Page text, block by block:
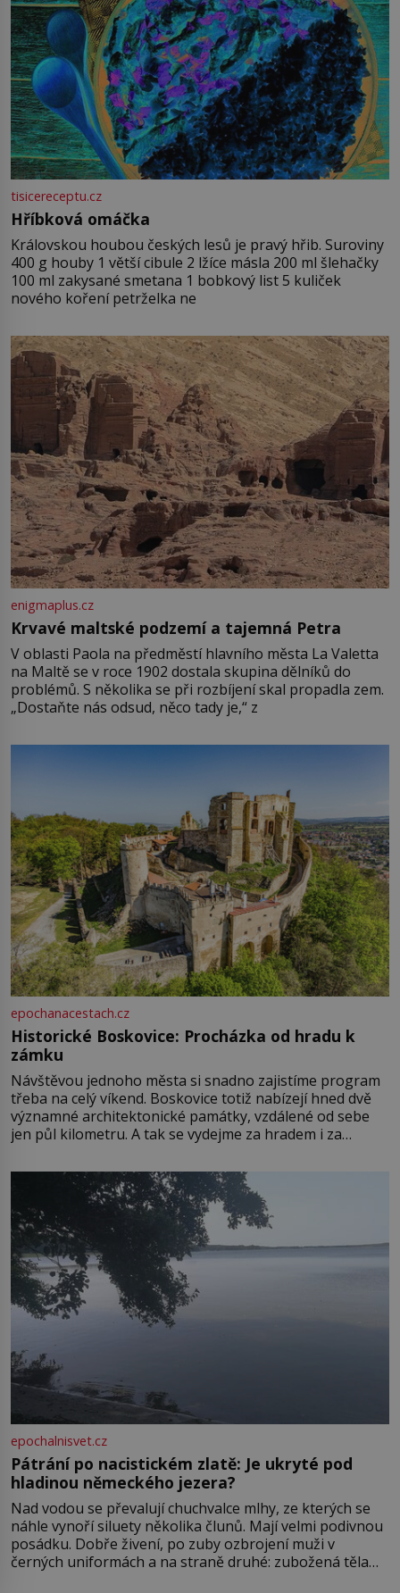
tisicereceptu.cz
Hříbková omáčka
Královskou houbou českých lesů je pravý hřib. Suroviny
400 g houby 1 větší cibule 2 lžíce másla 200 ml šlehačky
100 ml zakysané smetana 1 bobkový list 5 kuliček
nového koření petrželka ne
enigmaplus.cz
Krvavé maltské podzemí a tajemná Petra
V oblasti Paola na předměstí hlavního města La Valetta
na Maltě se v roce 1902 dostala skupina dělníků do
problémů. S několika se při rozbíjení skal propadla zem.
„Dostaňte nás odsud, něco tady je,“ z
epochanacestach.cz
Historické Boskovice: Procházka od hradu k
zámku
Návštěvou jednoho města si snadno zajistíme program
třeba na celý víkend. Boskovice totiž nabízejí hned dvě
významné architektonické památky, vzdálené od sebe
jen půl kilometru. A tak se vydejme za hradem i za
Boskovice na okraji Drahanské vrchoviny vznikla někdy
ve13. století, a už v roce 1313 kronikáři zaznamenali
epochalnisvet.cz
Pátrání po nacistickém zlatě: Je ukryté pod
hladinou německého jezera?
Nad vodou se převalují chuchvalce mlhy, ze kterých se
náhle vynoří siluety několika člunů. Mají velmi podivnou
posádku. Dobře živení, po zuby ozbrojení muži v
černých uniformách a na straně druhé: zubožená těla